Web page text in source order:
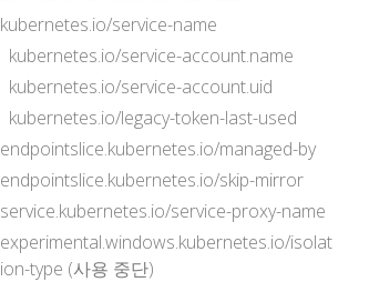
kubernetes.io/service-name
kubernetes.io/service-account.name
kubernetes.io/service-account.uid
kubernetes.io/legacy-token-last-used
endpointslice.kubernetes.io/managed-by
endpointslice.kubernetes.io/skip-mirror
service.kubernetes.io/service-proxy-name
experimental.windows.kubernetes.io/isolat
ion-type (사용 중단)